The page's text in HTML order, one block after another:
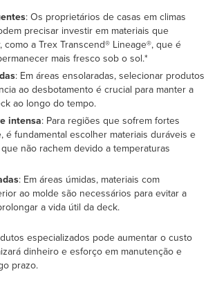
: Os proprietários de casas em climas
precisar investir em materiais que
como a Trex Transcend® Lineage®, que é
mais fresco sob o sol.*
: Em áreas ensolaradas, selecionar produtos
ao desbotamento é crucial para manter a
ao longo do tempo.
intensa: Para regiões que sofrem fortes
é fundamental escolher materiais duráveis e
não rachem devido a temperaturas
: Em áreas úmidas, materiais com
ao molde são necessários para evitar a
a vida útil da deck.
especializados pode aumentar o custo
dinheiro e esforço em manutenção e
prazo.